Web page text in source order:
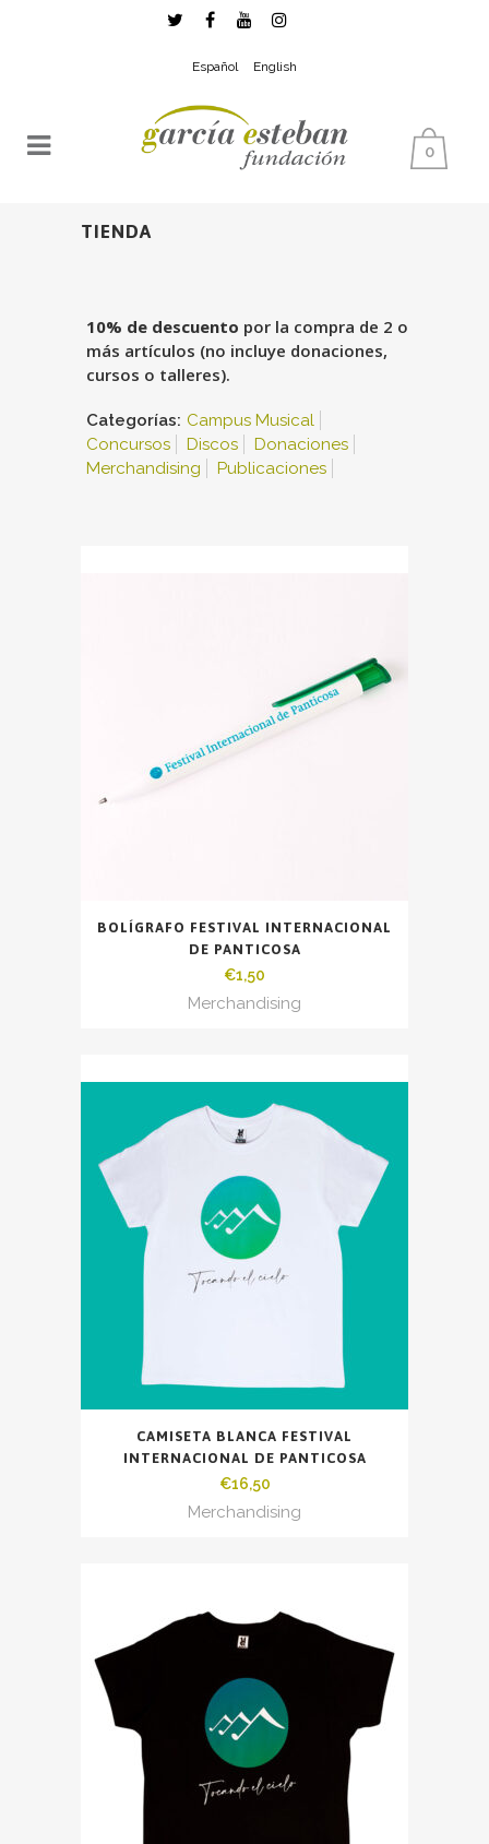
Español English
0
TIENDA
10% de descuento por la compra de 2 o
más artículos (no incluye donaciones,
cursos o talleres).
Categorías: Campus Musical
Concursos
Discos
Donaciones
Merchandising
Publicaciones
BOLÍGRAFO FESTIVAL INTERNACIONAL
DE PANTICOSA
€1,50
Merchandising
CAMISETA BLANCA FESTIVAL
INTERNACIONAL DE PANTICOSA
€16,50
Merchandising